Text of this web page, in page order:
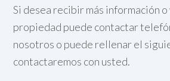
Si desea recibir más información
propiedad puede contactar
nosotros o puede rellenar el
contactaremos con usted.